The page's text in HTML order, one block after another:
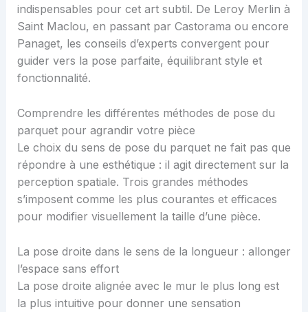
indispensables pour cet art subtil. De Leroy Merlin à
Saint Maclou, en passant par Castorama ou encore
Panaget, les conseils d’experts convergent pour
guider vers la pose parfaite, équilibrant style et
fonctionnalité.
Comprendre les différentes méthodes de pose du
parquet pour agrandir votre pièce
Le choix du sens de pose du parquet ne fait pas que
répondre à une esthétique : il agit directement sur la
perception spatiale. Trois grandes méthodes
s’imposent comme les plus courantes et efficaces
pour modifier visuellement la taille d’une pièce.
La pose droite dans le sens de la longueur : allonger
l’espace sans effort
La pose droite alignée avec le mur le plus long est
la plus intuitive pour donner une sensation